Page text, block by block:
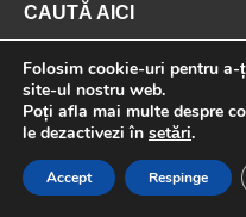
CAUTĂ AICI
© 2022 Ziarul de Belgia. Toate
Folosim cookie-uri pentru
site-ul nostru web.
Poți afla mai multe despre
le dezactivezi în setări.
Accept Respinge